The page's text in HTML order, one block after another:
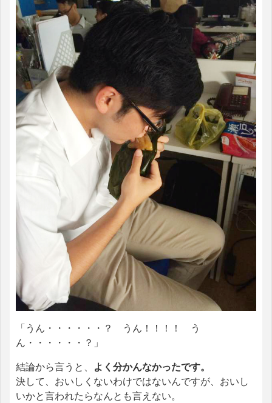
「うん・・・・・・？ うん！！！！ う
ん・・・・・・？」
結論から言うと、 よく分かんなかったです。
決して、おいしくないわけではないんですが、おいし
いかと言われたらなんとも言えない。